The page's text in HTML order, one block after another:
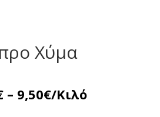
Χύμα
– 9,50€/Κιλό